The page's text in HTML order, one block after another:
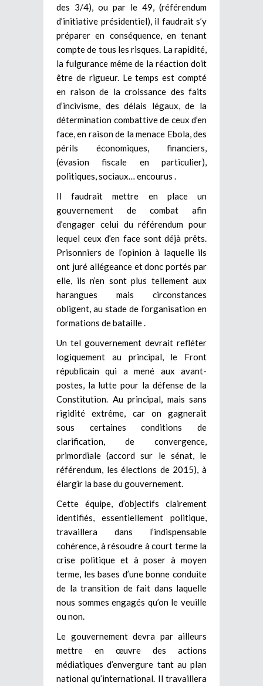
des 3/4), ou par le 49, (référendum
d’initiative présidentiel), il faudrait s’y
préparer en conséquence, en tenant
compte de tous les risques. La rapidité,
la fulgurance même de la réaction doit
être de rigueur. Le temps est compté
en raison de la croissance des faits
d’incivisme, des délais légaux, de la
détermination combattive de ceux d’en
face, en raison de la menace Ebola, des
périls économiques, financiers,
(évasion fiscale en particulier),
politiques, sociaux… encourus .
Il faudrait mettre en place un
gouvernement de combat afin
d’engager celui du référendum pour
lequel ceux d’en face sont déjà prêts.
Prisonniers de l’opinion à laquelle ils
ont juré allégeance et donc portés par
elle, ils n’en sont plus tellement aux
harangues mais circonstances
obligent, au stade de l’organisation en
formations de bataille .
Un tel gouvernement devrait refléter
logiquement au principal, le Front
républicain qui a mené aux avant-
postes, la lutte pour la défense de la
Constitution. Au principal, mais sans
rigidité extrême, car on gagnerait
sous certaines conditions de
clarification, de convergence,
primordiale (accord sur le sénat, le
référendum, les élections de 2015), à
élargir la base du gouvernement.
Cette équipe, d’objectifs clairement
identifiés, essentiellement politique,
travaillera dans l’indispensable
cohérence, à résoudre à court terme la
crise politique et à poser à moyen
terme, les bases d’une bonne conduite
de la transition de fait dans laquelle
nous sommes engagés qu’on le veuille
ou non.
Le gouvernement devra par ailleurs
mettre en œuvre des actions
médiatiques d’envergure tant au plan
national qu’international. Il travaillera